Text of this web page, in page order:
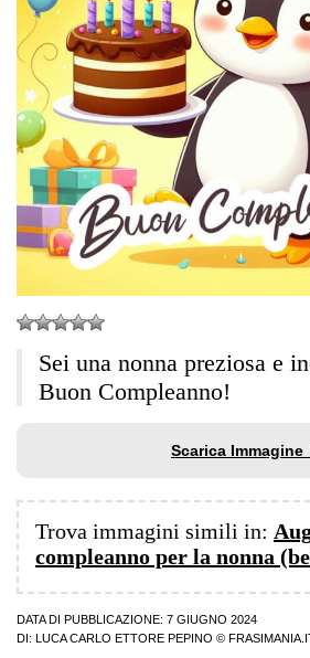
Sei una nonna preziosa e
Buon Compleanno!
Scarica Immagine
Trova immagini simili in:
compleanno per la nonna
DATA DI PUBBLICAZIONE: 7 GIUGNO 2024
DI:
LUCA CARLO ETTORE PEPINO ©